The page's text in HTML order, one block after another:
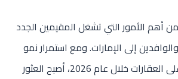
أهم الأمور التي تشغل المقيمين الجدد
إلى الإمارات. ومع استمرار نمو
دبي وارتفاع الطلب على العقارات خلال عام 2026، أصبح العثور